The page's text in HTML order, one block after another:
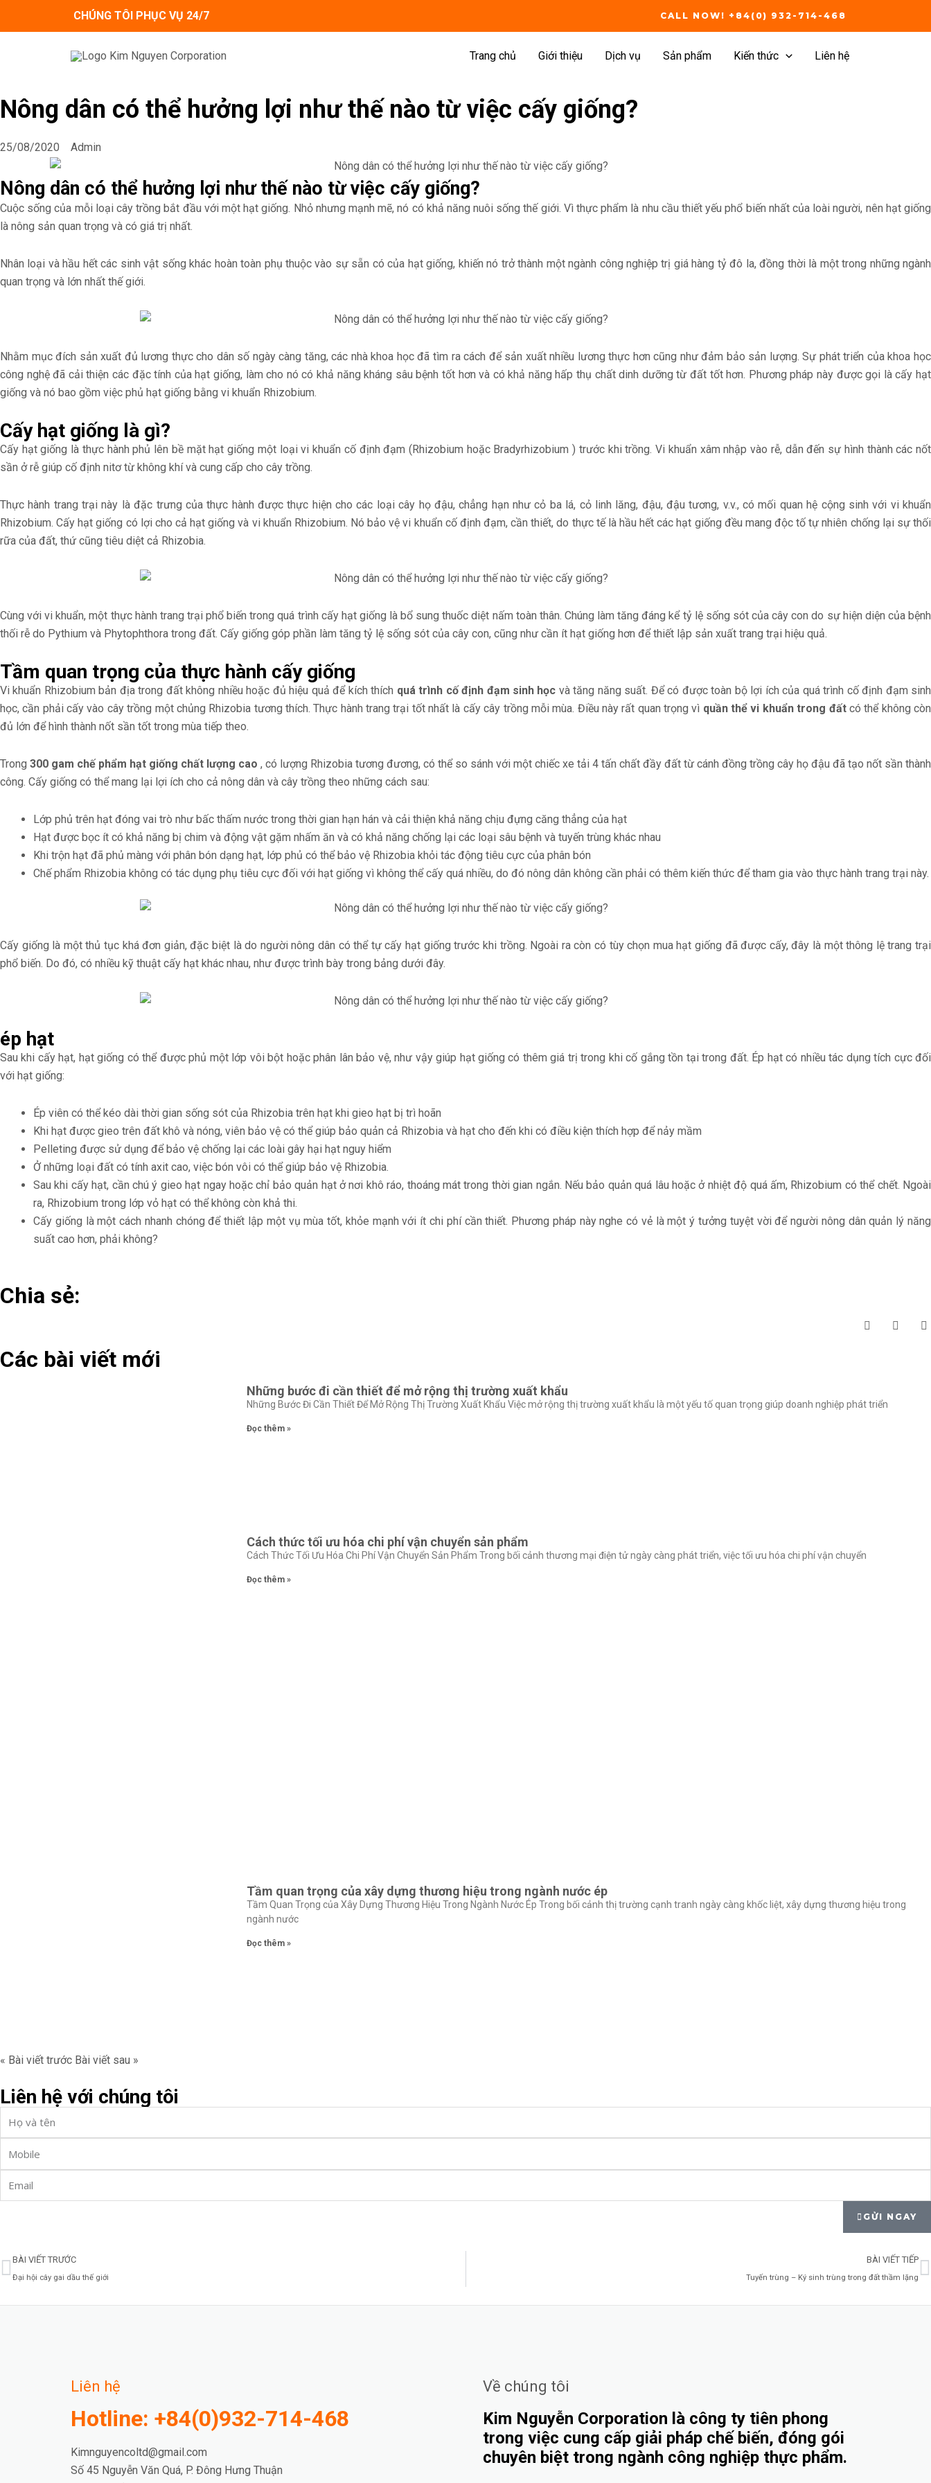
CHÚNG TÔI PHỤC VỤ 24/7 CALL NOW! +84(0) 932-714-468
Trang chủ Giới thiệu Dịch vụ Sản phẩm Kiến thức Liên hệ
Nông dân có thể hưởng lợi như thế nào từ việc cấy giống?
25/08/2020 Admin
Nông dân có thể hưởng lợi như thế nào từ việc cấy giống?
Cuộc sống của mỗi loại cây trồng bắt đầu với một hạt giống. Nhỏ nhưng mạnh mẽ, nó có khả năng nuôi sống thế giới. Vì thực phẩm là nhu cầu thiết yếu phổ biến nhất của loài người, nên hạt giống
là nông sản quan trọng và có giá trị nhất.
Nhân loại và hầu hết các sinh vật sống khác hoàn toàn phụ thuộc vào sự sẵn có của hạt giống, khiến nó trở thành một ngành công nghiệp trị giá hàng tỷ đô la, đồng thời là một trong những ngành
quan trọng và lớn nhất thế giới.
Nhằm mục đích sản xuất đủ lương thực cho dân số ngày càng tăng, các nhà khoa học đã tìm ra cách để sản xuất nhiều lương thực hơn cũng như đảm bảo sản lượng. Sự phát triển của khoa học
công nghệ đã cải thiện các đặc tính của hạt giống, làm cho nó có khả năng kháng sâu bệnh tốt hơn và có khả năng hấp thụ chất dinh dưỡng từ đất tốt hơn. Phương pháp này được gọi là cấy hạt
giống và nó bao gồm việc phủ hạt giống bằng vi khuẩn Rhizobium.
Cấy hạt giống là gì?
Cấy hạt giống là thực hành phủ lên bề mặt hạt giống một loại vi khuẩn cố định đạm (Rhizobium hoặc Bradyrhizobium ) trước khi trồng. Vi khuẩn xâm nhập vào rễ, dẫn đến sự hình thành các nốt
sần ở rễ giúp cố định nitơ từ không khí và cung cấp cho cây trồng.
Thực hành trang trại này là đặc trưng của thực hành được thực hiện cho các loại cây họ đậu, chẳng hạn như cỏ ba lá, cỏ linh lăng, đậu, đậu tương, v.v., có mối quan hệ cộng sinh với vi khuẩn
Rhizobium. Cấy hạt giống có lợi cho cả hạt giống và vi khuẩn Rhizobium. Nó bảo vệ vi khuẩn cố định đạm, cần thiết, do thực tế là hầu hết các hạt giống đều mang độc tố tự nhiên chống lại sự thối
rữa của đất, thứ cũng tiêu diệt cả Rhizobia.
Cùng với vi khuẩn, một thực hành trang trại phổ biến trong quá trình cấy hạt giống là bổ sung thuốc diệt nấm toàn thân. Chúng làm tăng đáng kể tỷ lệ sống sót của cây con do sự hiện diện của bệnh
thối rễ do Pythium và Phytophthora trong đất. Cấy giống góp phần làm tăng tỷ lệ sống sót của cây con, cũng như cần ít hạt giống hơn để thiết lập sản xuất trang trại hiệu quả.
Tầm quan trọng của thực hành cấy giống
Vi khuẩn Rhizobium bản địa trong đất không nhiều hoặc đủ hiệu quả để kích thích quá trình cố định đạm sinh học và tăng năng suất. Để có được toàn bộ lợi ích của quá trình cố định đạm sinh
học, cần phải cấy vào cây trồng một chủng Rhizobia tương thích. Thực hành trang trại tốt nhất là cấy cây trồng mỗi mùa. Điều này rất quan trọng vì quần thể vi khuẩn trong đất có thể không còn
đủ lớn để hình thành nốt sần tốt trong mùa tiếp theo.
Trong 300 gam chế phẩm hạt giống chất lượng cao , có lượng Rhizobia tương đương, có thể so sánh với một chiếc xe tải 4 tấn chất đầy đất từ cánh đồng trồng cây họ đậu đã tạo nốt sần thành
công. Cấy giống có thể mang lại lợi ích cho cả nông dân và cây trồng theo những cách sau:
Lớp phủ trên hạt đóng vai trò như bấc thấm nước trong thời gian hạn hán và cải thiện khả năng chịu đựng căng thẳng của hạt
Hạt được bọc ít có khả năng bị chim và động vật gặm nhấm ăn và có khả năng chống lại các loại sâu bệnh và tuyến trùng khác nhau
Khi trộn hạt đã phủ màng với phân bón dạng hạt, lớp phủ có thể bảo vệ Rhizobia khỏi tác động tiêu cực của phân bón
Chế phẩm Rhizobia không có tác dụng phụ tiêu cực đối với hạt giống vì không thể cấy quá nhiều, do đó nông dân không cần phải có thêm kiến thức để tham gia vào thực hành trang trại này.
Cấy giống là một thủ tục khá đơn giản, đặc biệt là do người nông dân có thể tự cấy hạt giống trước khi trồng. Ngoài ra còn có tùy chọn mua hạt giống đã được cấy, đây là một thông lệ trang trại
phổ biến. Do đó, có nhiều kỹ thuật cấy hạt khác nhau, như được trình bày trong bảng dưới đây.
ép hạt
Sau khi cấy hạt, hạt giống có thể được phủ một lớp vôi bột hoặc phân lân bảo vệ, như vậy giúp hạt giống có thêm giá trị trong khi cố gắng tồn tại trong đất. Ép hạt có nhiều tác dụng tích cực đối
với hạt giống:
Ép viên có thể kéo dài thời gian sống sót của Rhizobia trên hạt khi gieo hạt bị trì hoãn
Khi hạt được gieo trên đất khô và nóng, viên bảo vệ có thể giúp bảo quản cả Rhizobia và hạt cho đến khi có điều kiện thích hợp để nảy mầm
Pelleting được sử dụng để bảo vệ chống lại các loài gây hại hạt nguy hiểm
Ở những loại đất có tính axit cao, việc bón vôi có thể giúp bảo vệ Rhizobia.
Sau khi cấy hạt, cần chú ý gieo hạt ngay hoặc chỉ bảo quản hạt ở nơi khô ráo, thoáng mát trong thời gian ngắn. Nếu bảo quản quá lâu hoặc ở nhiệt độ quá ấm, Rhizobium có thể chết. Ngoài
ra, Rhizobium trong lớp vỏ hạt có thể không còn khả thi.
Cấy giống là một cách nhanh chóng để thiết lập một vụ mùa tốt, khỏe mạnh với ít chi phí cần thiết. Phương pháp này nghe có vẻ là một ý tưởng tuyệt vời để người nông dân quản lý năng
suất cao hơn, phải không?
Chia sẻ:
Các bài viết mới
Những bước đi cần thiết để mở rộng thị trường xuất khẩu
Những Bước Đi Cần Thiết Để Mở Rộng Thị Trường Xuất Khẩu Việc mở rộng thị trường xuất khẩu là một yếu tố quan trọng giúp doanh nghiệp phát triển
Đọc thêm »
Cách thức tối ưu hóa chi phí vận chuyển sản phẩm
Cách Thức Tối Ưu Hóa Chi Phí Vận Chuyển Sản Phẩm Trong bối cảnh thương mại điện tử ngày càng phát triển, việc tối ưu hóa chi phí vận chuyển
Đọc thêm »
Tầm quan trọng của xây dựng thương hiệu trong ngành nước ép
Tầm Quan Trọng của Xây Dựng Thương Hiệu Trong Ngành Nước Ép Trong bối cảnh thị trường cạnh tranh ngày càng khốc liệt, xây dựng thương hiệu trong
ngành nước
Đọc thêm »
« Bài viết trước Bài viết sau »
Liên hệ với chúng tôi
Name
GỬI NGAY
Prev
BÀI VIẾT TRƯỚC
Đại hội cây gai dầu thế giới
BÀI VIẾT TIẾP
Tuyến trùng – Ký sinh trùng trong đất thầm lặng
Liên hệ
Hotline: +84(0)932-714-468
Kimnguyencoltd@gmail.com
Số 45 Nguyễn Văn Quá, P. Đông Hưng Thuận
Về chúng tôi
Kim Nguyễn Corporation là công ty tiên phong
trong việc cung cấp giải pháp chế biến, đóng gói
chuyên biệt trong ngành công nghiệp thực phẩm.